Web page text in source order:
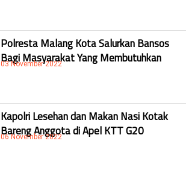
Polresta Malang Kota Salurkan Bansos
Bagi Masyarakat Yang Membutuhkan
03 November 2022
Kapolri Lesehan dan Makan Nasi Kotak
Bareng Anggota di Apel KTT G20
06 November 2022